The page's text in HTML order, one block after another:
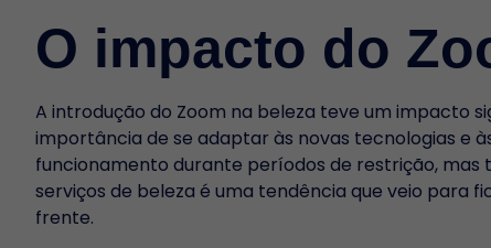
O impacto do
A introdução do Zoom na beleza teve um impacto
importância de se adaptar às novas tecnologias e
funcionamento durante períodos de restrição,
serviços de beleza é uma tendência que veio para
frente.